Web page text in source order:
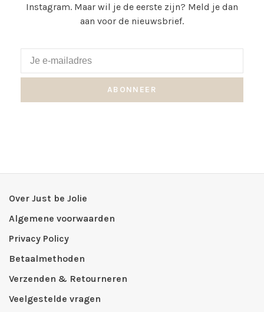
Instagram. Maar wil je de eerste zijn? Meld je dan
aan voor de nieuwsbrief.
ABONNEER
Over Just be Jolie
Algemene voorwaarden
Privacy Policy
Betaalmethoden
Verzenden & Retourneren
Veelgestelde vragen